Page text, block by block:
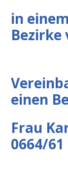
in
Bezirke
einen
Frau
0664/61